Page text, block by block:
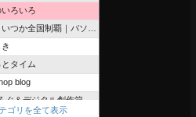
ろいろ
国制覇｜パソコン教室、簿記教室のスタッフブログ
タイム
blog
ぐ＆デジタル創作箱
ゴリを全て表示